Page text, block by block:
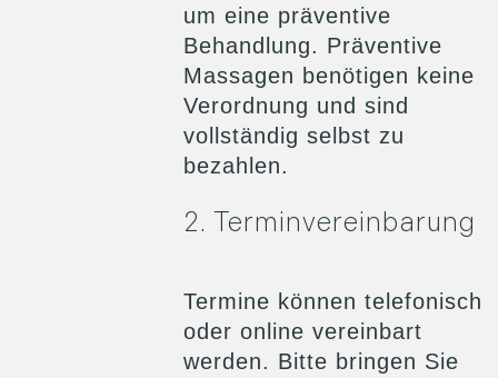
um eine präventive
Behandlung. Präventive
Massagen benötigen keine
Verordnung und sind
vollständig selbst zu
bezahlen.
2. Terminvereinbarung
Termine können telefonisch
oder online vereinbart
werden. Bitte bringen Sie